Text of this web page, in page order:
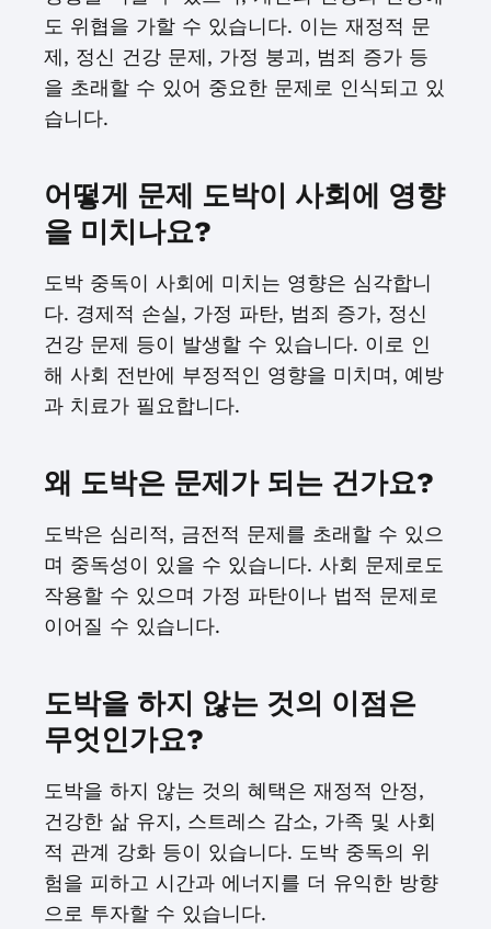
도 위협을 가할 수 있습니다. 이는 재정적 문
제, 정신 건강 문제, 가정 붕괴, 범죄 증가 등
을 초래할 수 있어 중요한 문제로 인식되고 있
습니다.
어떻게 문제 도박이 사회에 영향
을 미치나요?
도박 중독이 사회에 미치는 영향은 심각합니
다. 경제적 손실, 가정 파탄, 범죄 증가, 정신
건강 문제 등이 발생할 수 있습니다. 이로 인
해 사회 전반에 부정적인 영향을 미치며, 예방
과 치료가 필요합니다.
왜 도박은 문제가 되는 건가요?
도박은 심리적, 금전적 문제를 초래할 수 있으
며 중독성이 있을 수 있습니다. 사회 문제로도
작용할 수 있으며 가정 파탄이나 법적 문제로
이어질 수 있습니다.
도박을 하지 않는 것의 이점은
무엇인가요?
도박을 하지 않는 것의 혜택은 재정적 안정,
건강한 삶 유지, 스트레스 감소, 가족 및 사회
적 관계 강화 등이 있습니다. 도박 중독의 위
험을 피하고 시간과 에너지를 더 유익한 방향
으로 투자할 수 있습니다.